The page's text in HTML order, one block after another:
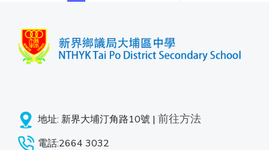
地址: 新界大埔汀角路10號 | 前往方法
電話:2664 3032